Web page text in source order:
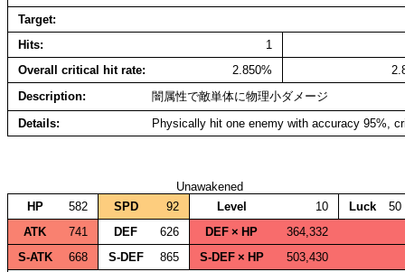
Target
Hits
1
Overall critical hit rate
2.850%
Description
闇属性で敵単体に物理小ダメージ
Details
Physically hit one enemy with accuracy 95%,
Unawakened
HP
582 SPD 92 Level 10 Luck
50
ATK
741 DEF 626 DEF × HP
364,332
S‑ATK
668 S‑DEF 865 S‑DEF × HP 503,430